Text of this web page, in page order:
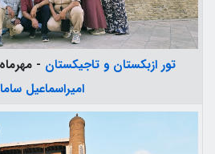
تور ازبکستان و تاجیکستان - مهرماه 1403 -
امیراسماعیل